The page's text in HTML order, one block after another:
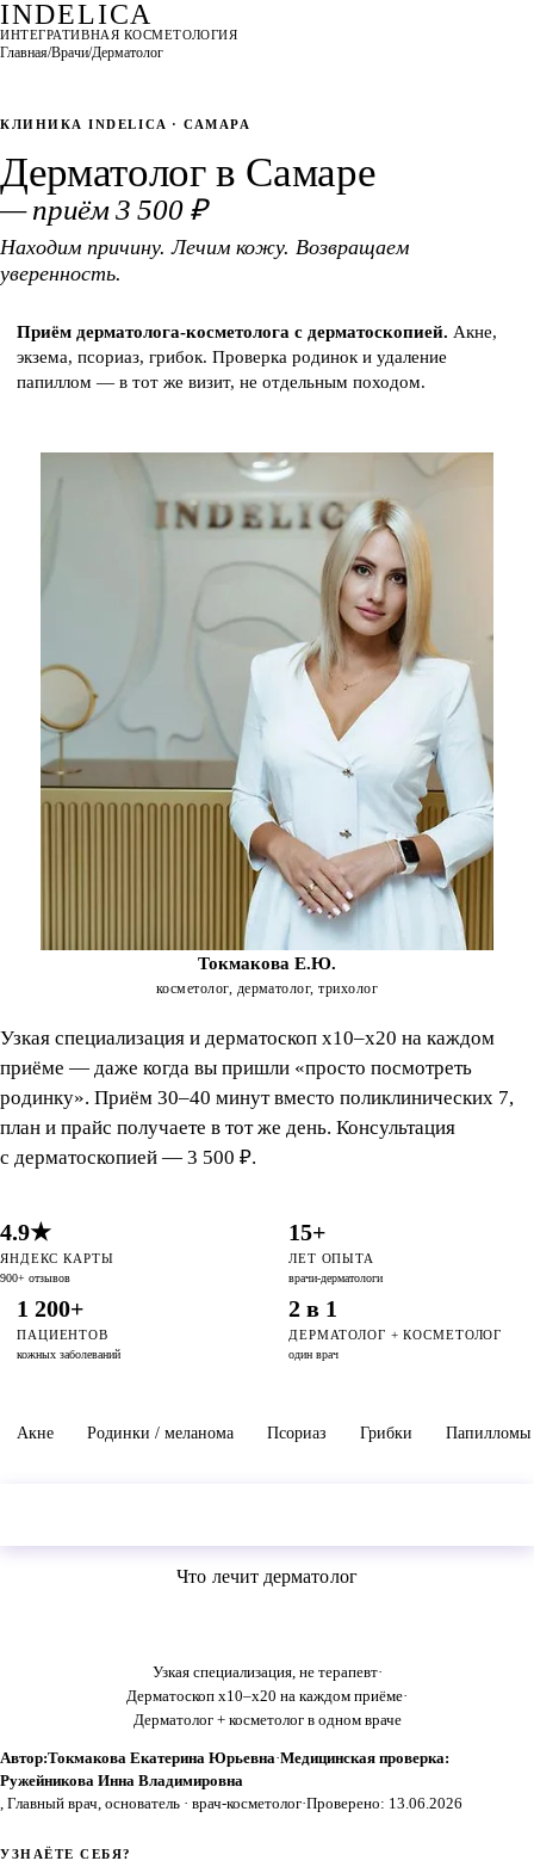
INDELICA
ИНТЕГРАТИВНАЯ КОСМЕТОЛОГИЯ
Главная/Врачи/Дерматолог
Когда пора Лечит Приём
КЛИНИКА INDELICA · САМАРА
Дерматолог в Самаре
— приём 3 500 ₽
Находим причину. Лечим кожу. Возвращаем
уверенность.
Приём дерматолога-косметолога с дерматоскопией. Акне,
экзема, псориаз, грибок. Проверка родинок и удаление
папиллом — в тот же визит, не отдельным походом.
Токмакова Е.Ю.
косметолог, дерматолог, трихолог
Узкая специализация и дерматоскоп x10–x20 на каждом
приёме — даже когда вы пришли «просто посмотреть
родинку». Приём 30–40 минут вместо поликлинических 7,
план и прайс получаете в тот же день. Консультация
с дерматоскопией — 3 500 ₽.
4.9★
ЯНДЕКС КАРТЫ
900+ отзывов
15+
ЛЕТ ОПЫТА
врачи-дерматологи
1 200+
ПАЦИЕНТОВ
кожных заболеваний
2 в 1
ДЕРМАТОЛОГ + КОСМЕТОЛОГ
один врач
Акне Родинки / меланома Псориаз Грибки Папилломы
Что лечит дерматолог
Узкая специализация, не терапевт·
Дерматоскоп x10–x20 на каждом приёме·
Дерматолог + косметолог в одном враче
Автор:Токмакова Екатерина Юрьевна·Медицинская проверка:
Ружейникова Инна Владимировна
, Главный врач, основатель · врач-косметолог·Проверено: 13.06.2026
УЗНАЁТЕ СЕБЯ?